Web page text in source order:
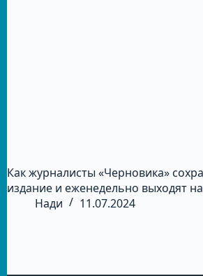
Как журналисты «Черновика»
издание и еженедельно выходят
Нади
11.07.2024